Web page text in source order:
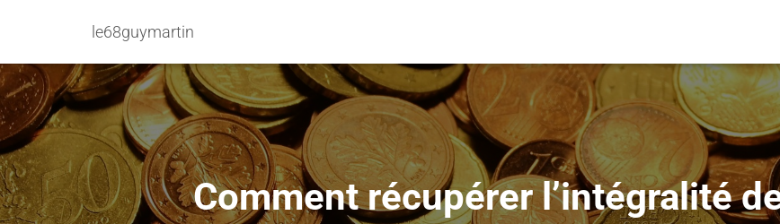
le68guymartin
Comment récupérer l’intégralité